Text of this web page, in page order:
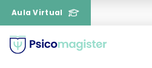
Aula Virtual